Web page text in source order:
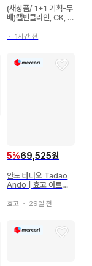
(새상품/ 1+1 기획-무
배)캘빈클라인, CK, 남
면, 5종 세트
・ 1시간 전
5%69,525원
안도 타다오 Tadao
Ando | 효고 아트북
효고 ・ 29일 전